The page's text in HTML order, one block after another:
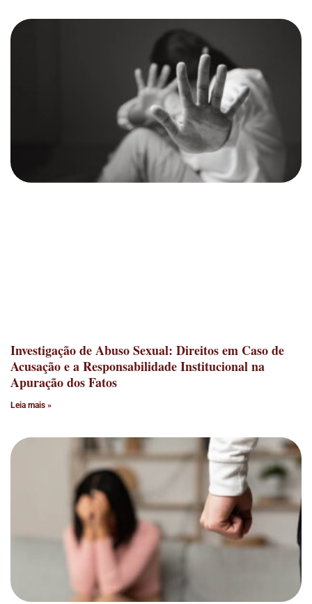
Investigação de Abuso Sexual: Direitos em Caso de
Acusação e a Responsabilidade Institucional na
Apuração dos Fatos
Leia mais »